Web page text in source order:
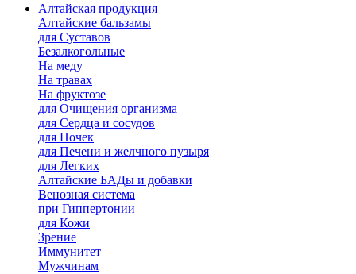
Алтайская продукция
Алтайские бальзамы
для Суставов
Безалкогольные
На меду
На травах
На фруктозе
для Очищения организма
для Сердца и сосудов
для Почек
для Печени и желчного пузыря
для Легких
Алтайские БАДы и добавки
Венозная система
при Гиппертонии
для Кожи
Зрение
Иммунитет
Мужчинам